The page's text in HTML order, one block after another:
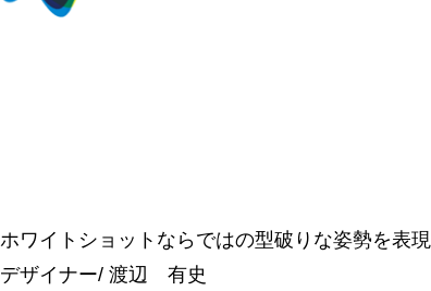
ホワイトショットならではの型破りな姿勢を表現
デザイナー/ 渡辺 有史